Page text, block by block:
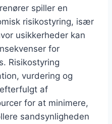
spiller en
risikostyring, især
usikkerheder kan
for
Risikostyring
vurdering og
af
for at minimere,
sandsynligheden